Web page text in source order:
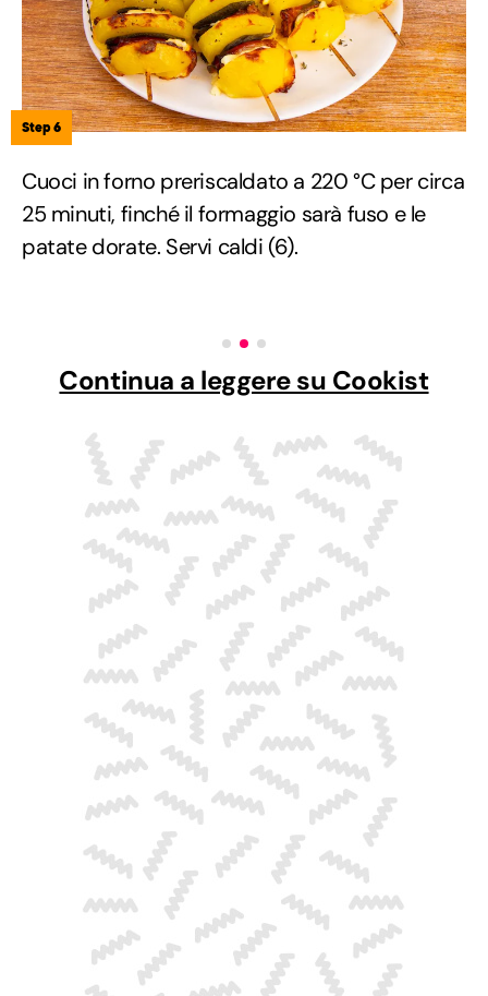
Step 6
Cuoci in forno preriscaldato a 220 °C per circa
25 minuti, finché il formaggio sarà fuso e le
patate dorate. Servi caldi (6).
Continua a leggere su Cookist